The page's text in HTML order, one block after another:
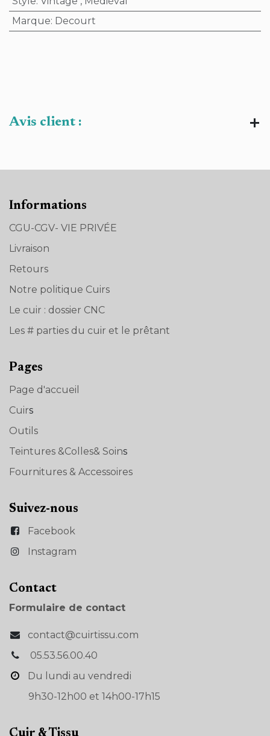
Marque: Decourt
Avis client :
Informations
CGU-CGV- VIE PRIVÉE
Livraison
Retours
Notre politique Cuirs
Le cuir : dossier CNC
Les # parties du cuir et le prêtant
Pages
Page d'accueil
Cuirs
Outils
Teintures &Colles& Soins
Fournitures & Accessoires
Suivez-nous
Facebook
Instagram
Con​tact
Formulaire de contact
contact@cuirtissu.com
05.53.56.00.40
Du lundi au vendredi
9h30-12h00 et 14h00-17h15
Cuir & Tissu